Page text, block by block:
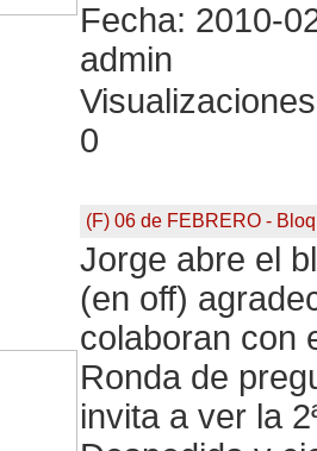
Fecha: 2010-
admin
0
(F) 06 de FEBRERO -
Jorge abre el
(en off)
colaboran con
Ronda de
invita a ver la